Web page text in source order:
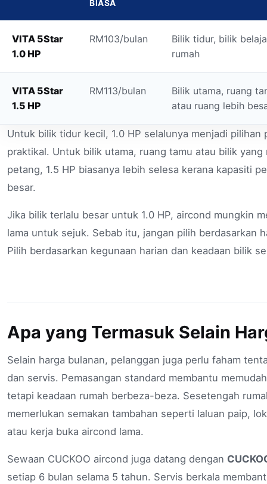
BIASA
VITA 5Star
1.0 HP
RM103/bulan
Bilik tidur, bilik
rumah
VITA 5Star
1.5 HP
RM113/bulan
Bilik utama, ruang
atau ruang lebih
Untuk bilik tidur kecil, 1.0 HP selalunya menjadi pilihan
praktikal. Untuk bilik utama, ruang tamu atau bilik yang
petang, 1.5 HP biasanya lebih selesa kerana kapasiti
besar.
Jika bilik terlalu besar untuk 1.0 HP, aircond mungkin
lama untuk sejuk. Sebab itu, jangan pilih berdasarkan
Pilih berdasarkan kegunaan harian dan keadaan bilik
Apa yang Termasuk Selain
Selain harga bulanan, pelanggan juga perlu faham
dan servis. Pemasangan standard membantu
tetapi keadaan rumah berbeza-beza. Sesetengah
memerlukan semakan tambahan seperti laluan paip,
atau kerja buka aircond lama.
Sewaan CUCKOO aircond juga datang dengan
setiap 6 bulan selama 5 tahun. Servis berkala